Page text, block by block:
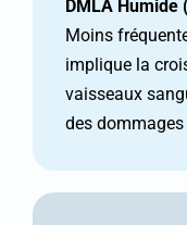
DMLA Humide
Moins
implique la
vaisseaux
des